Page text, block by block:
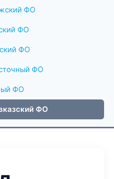
ФО
ФО
ФО
ФО
ФО
ФО